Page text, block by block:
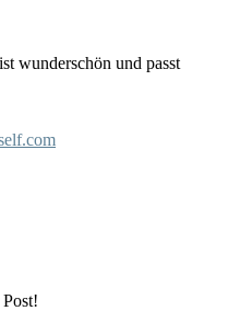
wunderschön und passt